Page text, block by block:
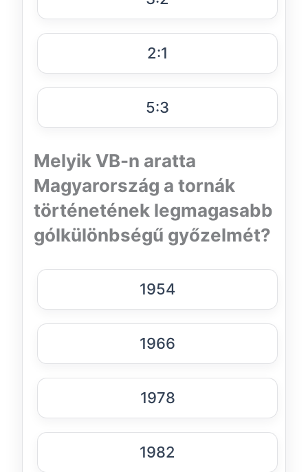
2:1
5:3
Melyik VB-n aratta
Magyarország a tornák
történetének legmagasabb
gólkülönbségű győzelmét?
1954
1966
1978
1982